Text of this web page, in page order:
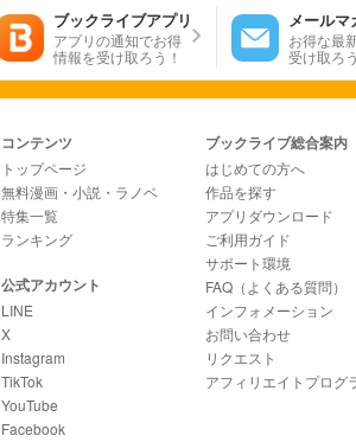
ブックライブアプリ
アプリの通知でお得
情報を受け取ろう！
メールマ
お得な最
受け取ろ
コンテンツ
トップページ
無料漫画・小説・ラノベ
特集一覧
ランキング
公式アカウント
LINE
X
Instagram
TikTok
YouTube
Facebook
ブックライブ総合案内
はじめての方へ
作品を探す
アプリダウンロード
ご利用ガイド
サポート環境
FAQ（よくある質問）
インフォメーション
お問い合わせ
リクエスト
アフィリエイトプログ